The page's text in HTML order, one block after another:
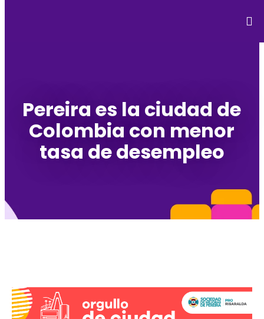
Pereira es la ciudad de
Colombia con menor
tasa de desempleo